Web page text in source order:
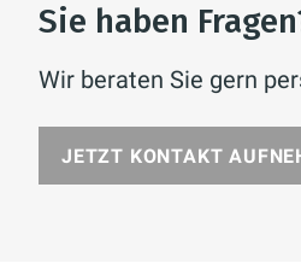
Sie haben
Wir beraten Sie gern
JETZT KONTAKT